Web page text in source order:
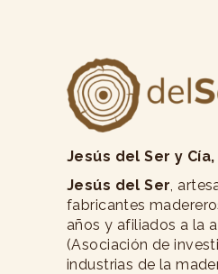
Jesús del Ser y Cía,
Jesús del Ser ,
fabricantes
años y afiliados a la
(Asociación de
industrias de la